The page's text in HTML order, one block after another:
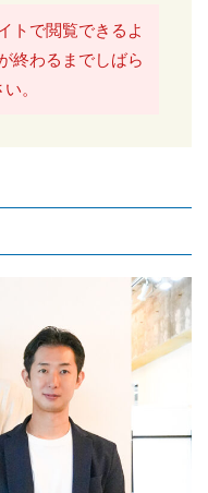
トで閲覧できるよ
終わるまでしばら
。